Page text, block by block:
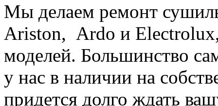
Мы делаем ремонт
Ariston, Ardo и
моделей. Большинство
у нас в наличии на
придется долго ждать